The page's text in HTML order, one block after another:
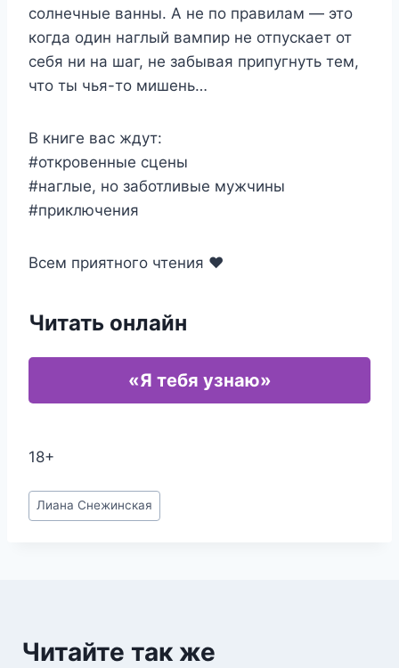
солнечные ванны. А не по правилам — это
когда один наглый вампир не отпускает от
себя ни на шаг, не забывая припугнуть тем,
что ты чья-то мишень…
В книге вас ждут:
#откровенные сцены
#наглые, но заботливые мужчины
#приключения
Всем приятного чтения ❤
Читать онлайн
«Я тебя узнаю»
18+
Метки
записи:
Лиана Снежинская
Читайте так же